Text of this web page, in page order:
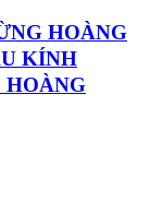
HOÀNG
KÍNH